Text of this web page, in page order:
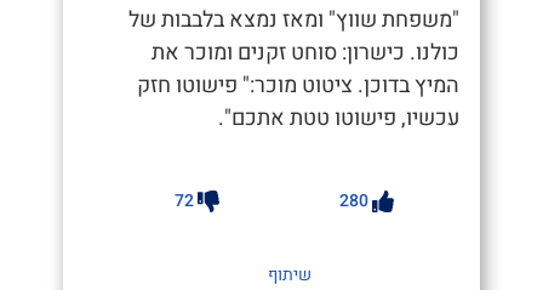
"משפחת שווץ" ומאז נמצא בלבבות של
כולנו. כישרון: סוחט זקנים ומוכר את
המיץ בדוכן. ציטוט מוכר:" פישוטו חזק
עכשיו, פישוטו טטת אתכם".
280
72
שיתוף